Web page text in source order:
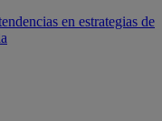
en estrategias de